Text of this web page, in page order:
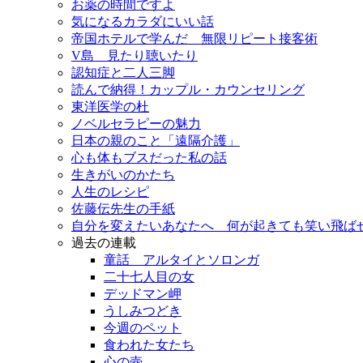
お薬の時間ですよ
気になるカラダにいい話
帝国ホテルで学んだ 無限リピート接客術
V島 見たり聴いたり
認知症と二人三脚
読んで納得！カップル・カウンセリング
東洋医学の杜
ノベルセラピーの魅力
日本の親のこと「遠隔介護」
心も体もブスだった私の話
生きがいのかたち
人生のレシピ
佐藤伝先生の手紙
自分を変えたいあなたへ 何が起きても笑い飛ば
過去の連載
童話 アルタイとソロンガ
二十七人目の女
デッドマン岬
うしみつどき
今週のペット
食われた女たち